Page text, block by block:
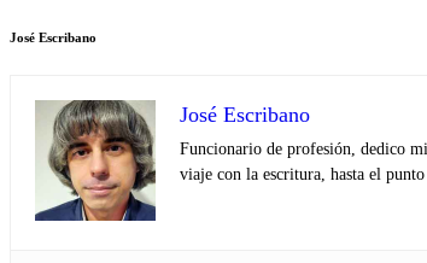
José Escribano
José Escribano
Funcionario de profesión, dedico
viaje con la escritura, hasta el